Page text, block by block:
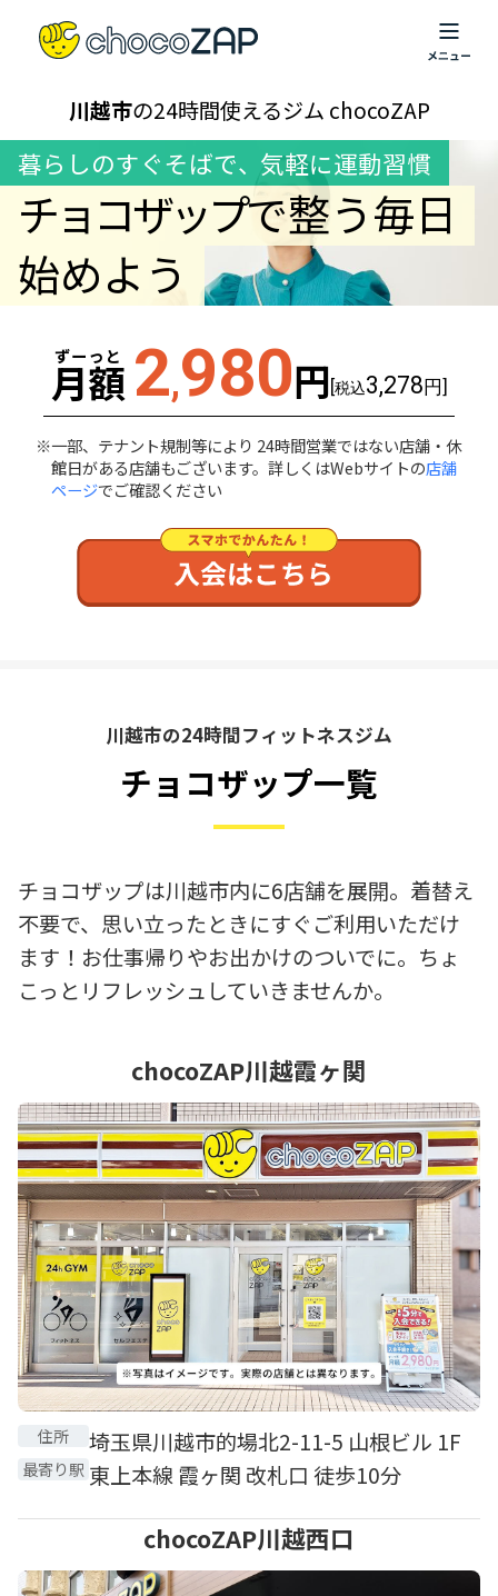
川越市の24時間使えるジム chocoZAP
暮らしのすぐそばで、 気軽に運動習慣
チョコザップで整う毎日
始めよう
ずーっと
月額 2,980円[税込3,278円]
一部、テナント規制等により 24時間営業ではない店舗・休
館日がある店舗もございます。詳しくはWebサイトの店舗
ページでご確認ください
川越市の24時間フィットネスジム
チョコザップ一覧
チョコザップは川越市内に6店舗を展開。着替え
不要で、思い立ったときにすぐご利用いただけ
ます！お仕事帰りやお出かけのついでに。ちょ
こっとリフレッシュしていきませんか。
chocoZAP川越霞ヶ関
住所 埼玉県川越市的場北2-11-5 山根ビル 1F
最寄り駅 東上本線 霞ヶ関 改札口 徒歩10分
chocoZAP川越西口